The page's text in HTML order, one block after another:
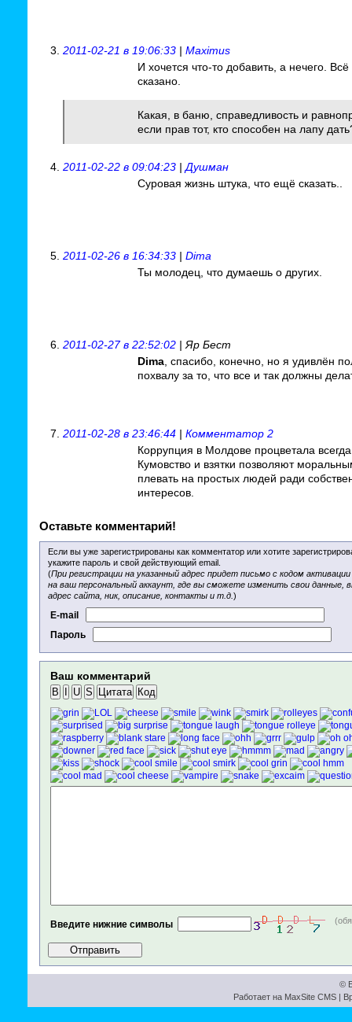
2011-02-21 в 19:06:33 | Maximus
И хочется что-то добавить, а нечего. Всё
сказано.
Какая, в баню, справедливость и
если прав тот, кто способен на лапу
2011-02-22 в 09:04:23 | Душман
Суровая жизнь штука, что ещё сказать..
2011-02-26 в 16:34:33 | Dima
Ты молодец, что думаешь о других.
2011-02-27 в 22:52:02 | Яр Бест
Dima , спасибо, конечно, но я удивлён
похвалу за то, что все и так должны
2011-02-28 в 23:46:44 | Комментатор 2
Коррупция в Молдове процветала
Кумовство и взятки позволяют
плевать на простых людей ради
интересов.
Оставьте комментарий!
Если вы уже зарегистрированы как комментатор или хотите
укажите пароль и свой действующий email.
(При регистрации на указанный адрес придет письмо с кодом
на ваш персональный аккаунт, где вы сможете изменить свои данные,
адрес сайта, ник, описание, контакты и т.д. )
E-mail
Пароль
Ваш комментарий
B U S Цитата Код
Введите нижние символы
©
Работает на MaxSite CMS |